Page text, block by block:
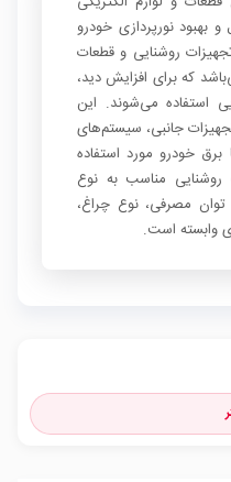
و بهبود نورپردازی خودرو
روشنایی و قطعات
که برای افزایش دید،
استفاده می‌شوند. این
جانبی، سیستم‌های
برق خودرو مورد استفاده
روشنایی مناسب به نوع
مصرفی، نوع چراغ،
وابسته است.